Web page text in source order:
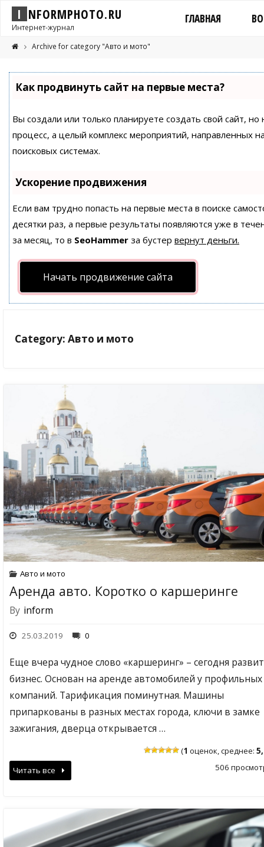
I NFORMPHOTO.RU
Интернет-журнал
ГЛАВНАЯ
Archive for category "Авто и мото"
Как продвинуть сайт на первые места?
Вы создали или только планируете создать свой сайт,
процесс, а целый комплекс мероприятий, направленных
поисковых системах.
Ускорение продвижения
Если вам трудно попасть на первые места в поиске
десятки раз, а первые результаты появляются уже в
за месяц, то в SeoHammer за бустер вернут деньги.
Начать продвижение сайта
Category: Авто и мото
Авто и мото
Аренда авто. Коротко о каршеринге
By inform
25.03.2019 0
Еще вчера чудное слово «каршеринг» – сегодня
бизнес. Основан на аренде автомобилей у профильных
компаний. Тарификация поминутная. Машины
припаркованы в разных местах города, ключи в замке
зажигания, дверца открывается …
(1 оценок, среднее:
506
Читать все